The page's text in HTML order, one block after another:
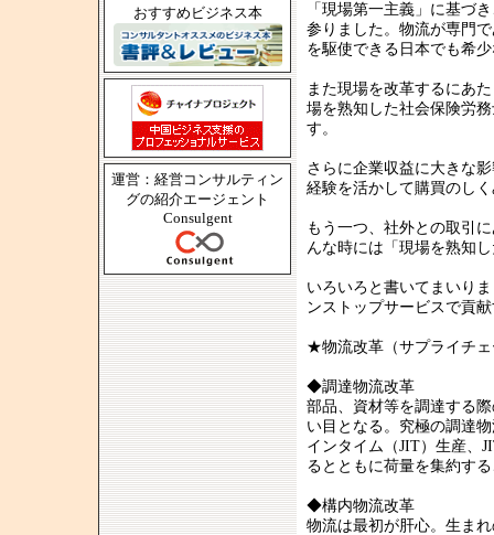
おすすめビジネス本
運営：経営コンサルティン
グの紹介エージェント
Consulgent
「現場第一主義」に基づ
参りました。物流が専門
を駆使できる日本でも希
また現場を改革するにあ
場を熟知した社会保険労
す。
さらに企業収益に大きな
経験を活かして購買のし
もう一つ、社外との取引
んな時には「現場を熟知
いろいろと書いてまいり
ンストップサービスで貢
★物流改革（サプライチ
◆調達物流改革
部品、資材等を調達する
い目となる。究極の調達
インタイム（JIT）生産、
るとともに荷量を集約す
◆構内物流改革
物流は最初が肝心。生ま